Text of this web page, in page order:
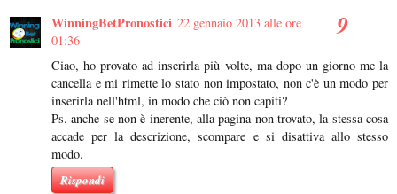
WinningBetPronostici 22 gennaio 2013 alle ore
01:36
Ciao, ho provato ad inserirla più volte, ma dopo un giorno me la
cancella e mi rimette lo stato non impostato, non c'è un modo per
inserirla nell'html, in modo che ciò non capiti?
Ps. anche se non è inerente, alla pagina non trovato, la stessa cosa
accade per la descrizione, scompare e si disattiva allo stesso
modo.
Rispondi